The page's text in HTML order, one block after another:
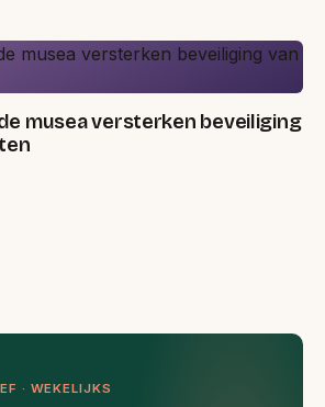
musea versterken beveiliging
· WEKELIJKS